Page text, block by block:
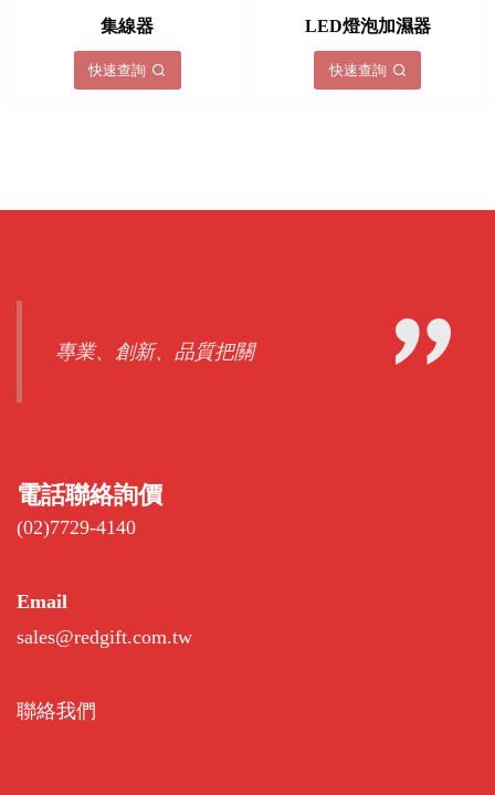
集線器
快速查詢
LED燈泡加濕器
快速查詢
專業、創新、品質把關
電話聯絡詢價
(02)7729-4140
Email
sales@redgift.com.tw
聯絡我們